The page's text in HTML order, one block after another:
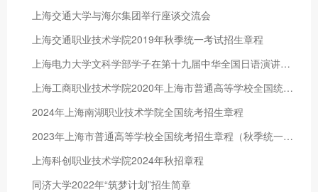
上海交通大学与海尔集团举行座谈交流会
上海交通职业技术学院2019年秋季统一考试招生章程
上海电力大学文科学部学子在第十九届中华全国日语演讲比赛上斩获佳绩
上海工商职业技术学院2020年上海市普通高等学校全国统考招生章程（秋季统一高考）
2024年上海南湖职业技术学院全国统考招生章程
2023年上海市普通高等学校全国统考招生章程（秋季统一高考）-上海戏剧学院
上海科创职业技术学院2024年秋招章程
同济大学2022年“筑梦计划”招生简章